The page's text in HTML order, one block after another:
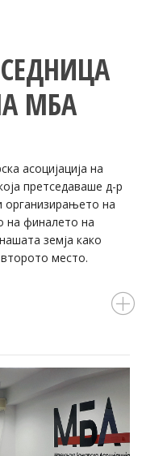
МБА
асоцијација на
претседаваше д-р
организирањето на
на финалето на
земја како
место.